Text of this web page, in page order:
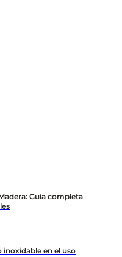
Guía completa
inoxidable en el uso